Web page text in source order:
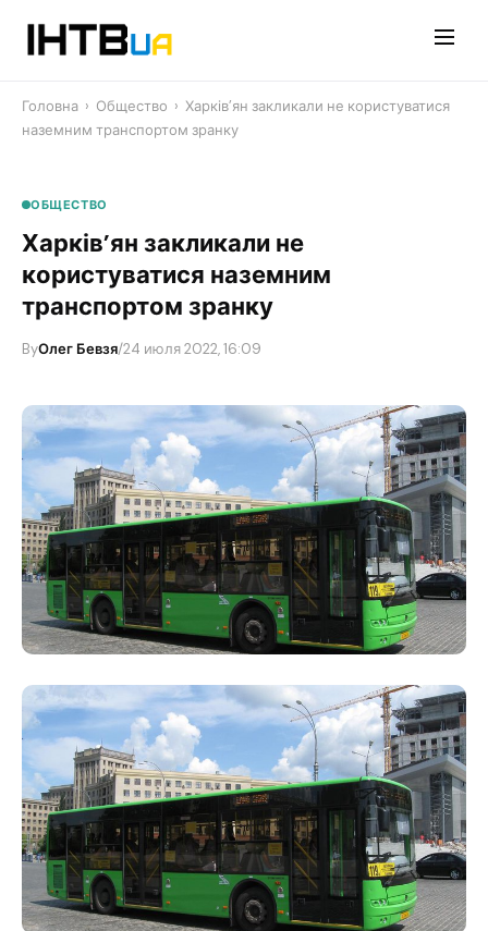
Головна › Общество › Харків’ян закликали не користуватися
наземним транспортом зранку
ОБЩЕСТВО
Харків’ян закликали не
користуватися наземним
транспортом зранку
ByОлег Бевзя/24 июля 2022, 16:09